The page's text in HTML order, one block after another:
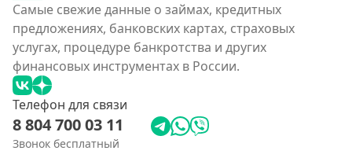
Самые свежие данные о займах, кредитных
предложениях, банковских картах, страховых
услугах, процедуре банкротства и других
финансовых инструментах в России.
Телефон для связи
8 804 700 03 11
Звонок бесплатный